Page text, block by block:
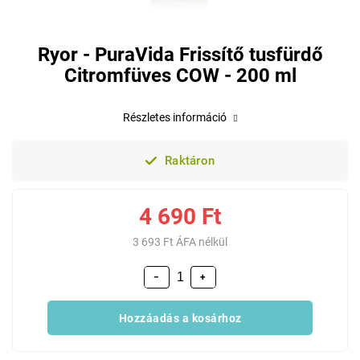
Ryor - PuraVida Frissítő tusfürdő
Citromfüves COW - 200 ml
Raktáron
4 690 Ft
3 693 Ft ÁFA nélkül
+
−
Hozzáadás a kosárhoz
Részletes információ